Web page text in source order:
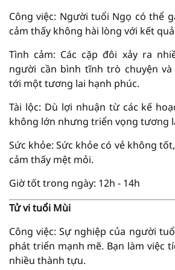
Công việc: Người tuổi Ngọ có thể
cảm thấy không hài lòng với kết
Tình cảm: Các cặp đôi xảy ra
người cần bình tĩnh trò chuyện
tới một tương lai hạnh phúc.
Tài lộc: Dù lợi nhuận từ các kế
không lớn nhưng triển vọng tương
Sức khỏe: Sức khỏe có vẻ không
cảm thấy mệt mỏi.
Giờ tốt trong ngày: 12h - 14h
Tử vi tuổi Mùi
Công việc: Sự nghiệp của người
phát triển mạnh mẽ. Bạn làm việc
nhiều thành tựu.